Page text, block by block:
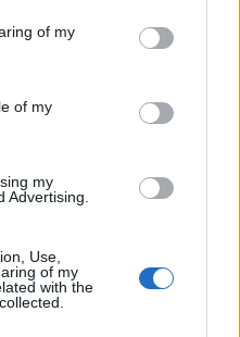
of my
of my
my
Advertising.
Use,
of my
with the
κάθε βήμα που
στη βελτίωση της
τα αθλητικά σας και
κάνει καλό,
παχέος εντέρου